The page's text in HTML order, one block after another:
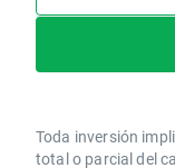
Toda inversión
total o parcial del